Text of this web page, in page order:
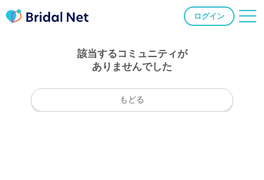
ログイン
該当するコミュニティが
ありませんでした
もどる